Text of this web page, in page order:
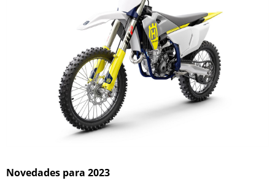
Novedades para 2023